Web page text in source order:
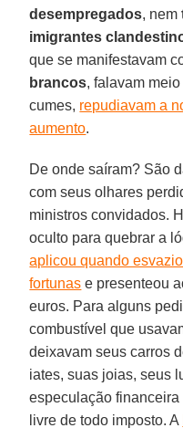
desempregados, nem
imigrantes
que se manifestavam
brancos, falavam
cumes, repudiavam a
aumento.
De onde saíram? São
com seus olhares
ministros convidados.
oculto para quebrar a
aplicou quando
fortunas e presenteou
euros. Para alguns
combustível que
deixavam seus carros
iates, suas joias, seus
especulação
livre de todo imposto. A